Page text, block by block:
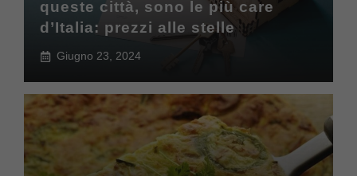
queste città, sono le più care
d’Italia: prezzi alle stelle
Giugno 23, 2024